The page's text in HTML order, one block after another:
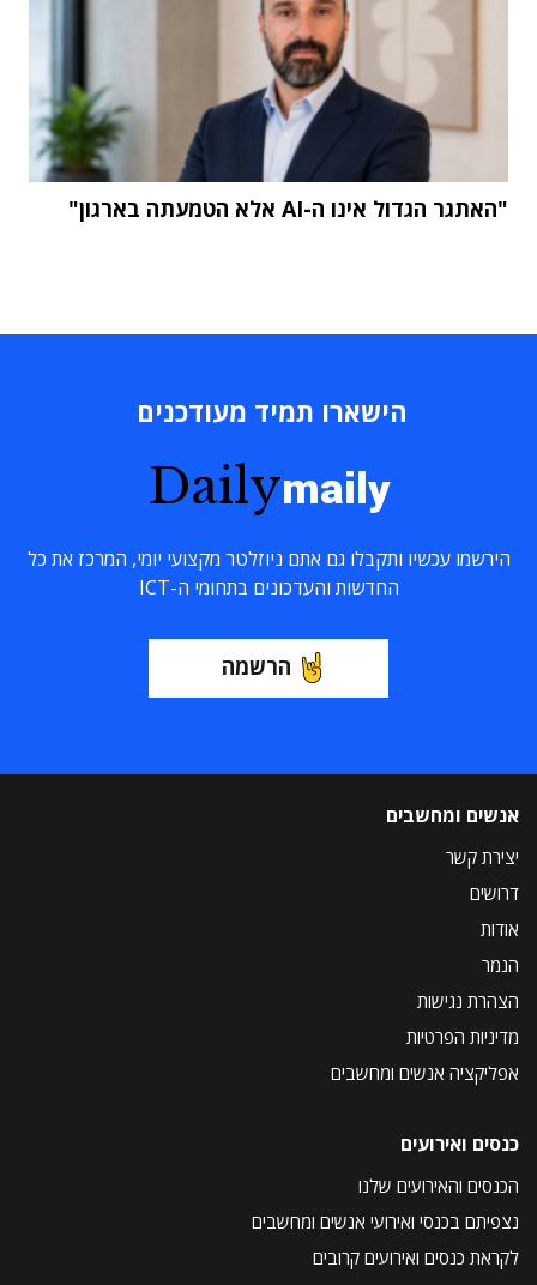
"האתגר הגדול אינו ה-AI אלא הטמעתה בארגון"
הישארו תמיד מעודכנים
Dailymaily
הירשמו עכשיו ותקבלו גם אתם ניוזלטר מקצועי יומי, המרכז את כל
החדשות והעדכונים בתחומי ה-ICT
הרשמה
אנשים ומחשבים
יצירת קשר
דרושים
אודות
הנמר
הצהרת נגישות
מדיניות הפרטיות
אפליקציה אנשים ומחשבים
כנסים ואירועים
הכנסים והאירועים שלנו
נצפיתם בכנסי ואירועי אנשים ומחשבים
לקראת כנסים ואירועים קרובים